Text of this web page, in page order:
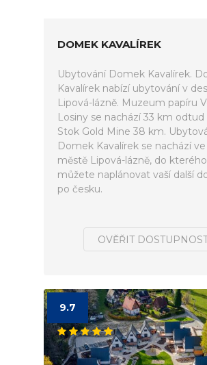
DOMEK KAVALÍREK
Ubytování Domek Kavalírek.
Kavalírek nabízí ubytování v
Lipová-lázně. Muzeum papíru
Losiny se nachází 33 km odtud
Stok Gold Mine 38 km.
Domek Kavalírek se nachází
městě Lipová-lázně, do
můžete naplánovat vaší další
po česku.
OVĚŘIT
9.7